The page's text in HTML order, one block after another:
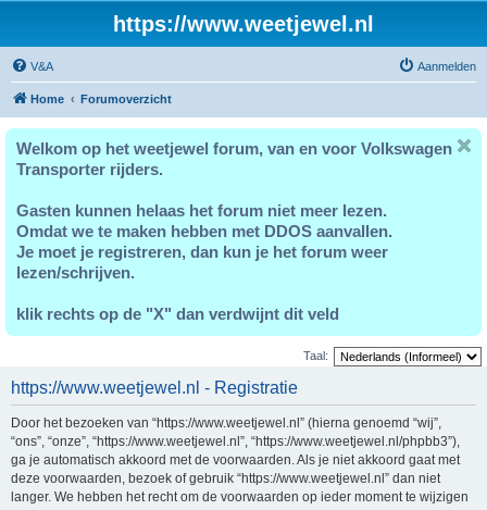
https://www.weetjewel.nl
V&A Aanmelden
Home Forumoverzicht
Welkom op het weetjewel forum, van en voor Volkswagen
Transporter rijders.
Gasten kunnen helaas het forum niet meer lezen.
Omdat we te maken hebben met DDOS aanvallen.
Je moet je registreren, dan kun je het forum weer
lezen/schrijven.
klik rechts op de "X" dan verdwijnt dit veld
Taal:
https://www.weetjewel.nl - Registratie
Door het bezoeken van “https://www.weetjewel.nl” (hierna genoemd “wij”,
“ons”, “onze”, “https://www.weetjewel.nl”, “https://www.weetjewel.nl/phpbb3”),
ga je automatisch akkoord met de voorwaarden. Als je niet akkoord gaat met
deze voorwaarden, bezoek of gebruik “https://www.weetjewel.nl” dan niet
langer. We hebben het recht om de voorwaarden op ieder moment te wijzigen